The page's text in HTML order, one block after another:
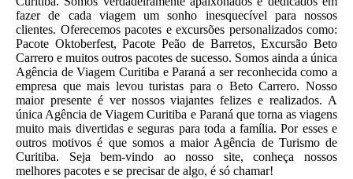
fazer de cada viagem um sonho inesquecível para nossos
clientes. Oferecemos pacotes e excursões personalizados como:
Pacote Oktoberfest, Pacote Peão de Barretos, Excursão Beto
Carrero e muitos outros pacotes de sucesso. Somos ainda a única
Agência de Viagem Curitiba e Paraná a ser reconhecida como a
empresa que mais levou turistas para o Beto Carrero. Nosso
maior presente é ver nossos viajantes felizes e realizados. A
única Agência de Viagem Curitiba e Paraná que torna as viagens
muito mais divertidas e seguras para toda a família. Por esses e
outros motivos é que somos a maior Agência de Turismo de
Curitiba. Seja bem-vindo ao nosso site, conheça nossos
melhores pacotes e se precisar de algo, é só chamar!